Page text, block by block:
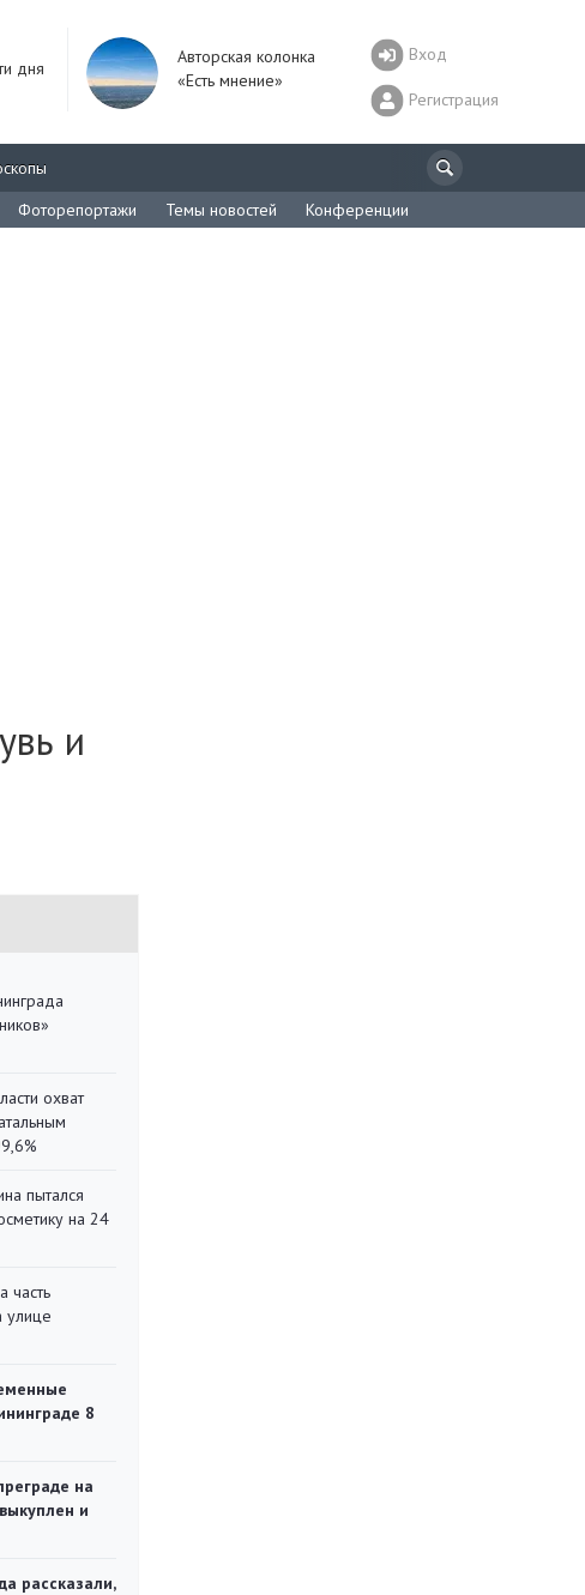
дня
Авторская колонка
«Есть мнение»
Вход
Регистрация
Фоторепортажи Темы новостей Конференции
и
охват
пытался
на 24
часть
улице
8
на
и
рассказали,